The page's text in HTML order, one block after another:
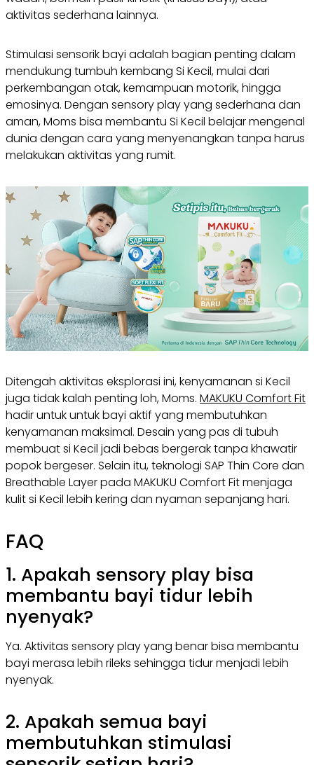
aktivitas sederhana lainnya.
Stimulasi sensorik bayi adalah bagian penting dalam
mendukung tumbuh kembang Si Kecil, mulai dari
perkembangan otak, kemampuan motorik, hingga
emosinya. Dengan sensory play yang sederhana dan
aman, Moms bisa membantu Si Kecil belajar mengenal
dunia dengan cara yang menyenangkan tanpa harus
melakukan aktivitas yang rumit.
Ditengah aktivitas eksplorasi ini, kenyamanan si Kecil
juga tidak kalah penting loh, Moms. MAKUKU Comfort Fit
hadir untuk untuk bayi aktif yang membutuhkan
kenyamanan maksimal. Desain yang pas di tubuh
membuat si Kecil jadi bebas bergerak tanpa khawatir
popok bergeser. Selain itu, teknologi SAP Thin Core dan
Breathable Layer pada MAKUKU Comfort Fit menjaga
kulit si Kecil lebih kering dan nyaman sepanjang hari.
FAQ
1. Apakah sensory play bisa
membantu bayi tidur lebih
nyenyak?
Ya. Aktivitas sensory play yang benar bisa membantu
bayi merasa lebih rileks sehingga tidur menjadi lebih
nyenyak.
2. Apakah semua bayi
membutuhkan stimulasi